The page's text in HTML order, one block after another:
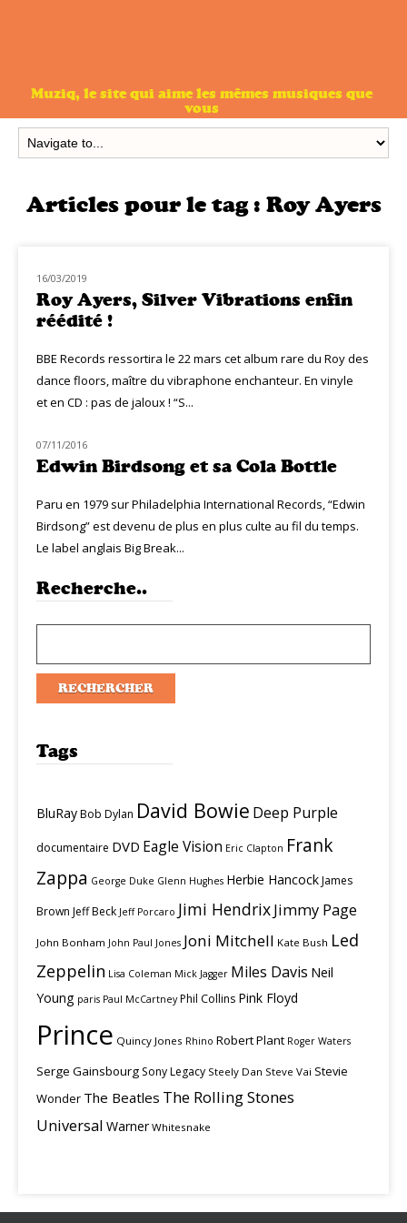
Muziq, le site qui aime les mêmes musiques que
vous
Articles pour le tag : Roy Ayers
NOUVEAUTÉS
16/03/2019
Roy Ayers, Silver Vibrations enfin
réédité !
BBE Records ressortira le 22 mars cet album rare du Roy des
dance floors, maître du vibraphone enchanteur. En vinyle
et en CD : pas de jaloux ! “S...
CLASSIQ SOUL-FUNK
07/11/2016
Edwin Birdsong et sa Cola Bottle
Paru en 1979 sur Philadelphia International Records, “Edwin
Birdsong” est devenu de plus en plus culte au fil du temps.
Le label anglais Big Break...
Recherche..
Tags
BluRayBob Dylan David Bowie Deep Purple
documentaire DVD Eagle Vision Eric Clapton Frank
Zappa George Duke Glenn Hughes Herbie HancockJames
Brown Jeff Beck Jeff Porcaro Jimi HendrixJimmy Page
John Bonham John Paul Jones Joni Mitchell Kate Bush Led
Zeppelin Lisa Coleman Mick Jagger Miles Davis Neil
Young paris Paul McCartney Phil Collins Pink Floyd
Prince Quincy Jones Rhino Robert Plant Roger Waters
Serge Gainsbourg Sony Legacy Steely Dan Steve Vai Stevie
Wonder The Beatles The Rolling Stones
Universal Warner Whitesnake